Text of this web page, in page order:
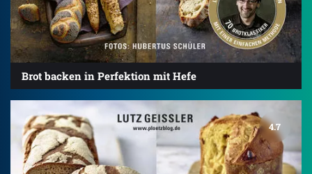
Brot backen in Perfektion mit Hefe
4.7